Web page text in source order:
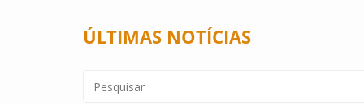
ÚLTIMAS NOTÍCIAS